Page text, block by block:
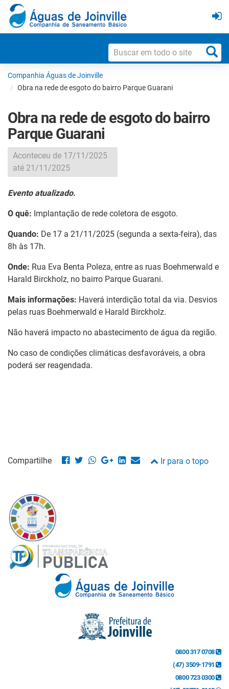
Companhia Águas de Joinville
Obra na rede de esgoto do bairro Parque Guarani
Obra na rede de esgoto do bairro
Parque Guarani
Aconteceu de 17/11/2025
até 21/11/2025
Evento atualizado.
O quê: Implantação de rede coletora de esgoto.
Quando: De 17 a 21/11/2025 (segunda a sexta-feira), das
8h às 17h.
Onde: Rua Eva Benta Poleza, entre as ruas Boehmerwald e
Harald Birckholz, no bairro Parque Guarani.
Mais informações: Haverá interdição total da via. Desvios
pelas ruas Boehmerwald e Harald Birckholz.
Não haverá impacto no abastecimento de água da região.
No caso de condições climáticas desfavoráveis, a obra
poderá ser reagendada.
Compartilhe Ir para o topo
0800 317 0708
(47) 3509-1791
0800 723 0300